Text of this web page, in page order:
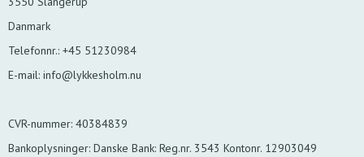
Danmark
Telefonnr.: +45 51230984
E-mail: info@lykkesholm.nu
CVR-nummer: 40384839
Bankoplysninger: Danske Bank: Reg.nr. 3543 Kontonr. 12903049